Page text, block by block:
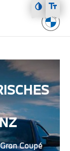
Zum Hauptmenü
Zum Inhalt
Zur Fußzeile
Coupé